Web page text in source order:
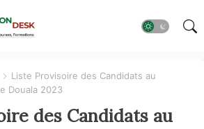
Liste Provisoire des Candidats au
Douala 2023
des Candidats au